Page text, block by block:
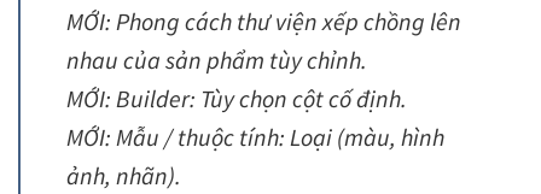
MỚI: Phong cách thư viện xếp chồng lên
nhau của sản phẩm tùy chỉnh.
MỚI: Builder: Tùy chọn cột cố định.
MỚI: Mẫu / thuộc tính: Loại (màu, hình
ảnh, nhãn).